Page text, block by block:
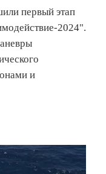
первый этап
2024".
и